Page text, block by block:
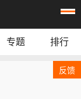
专题 排行
反馈